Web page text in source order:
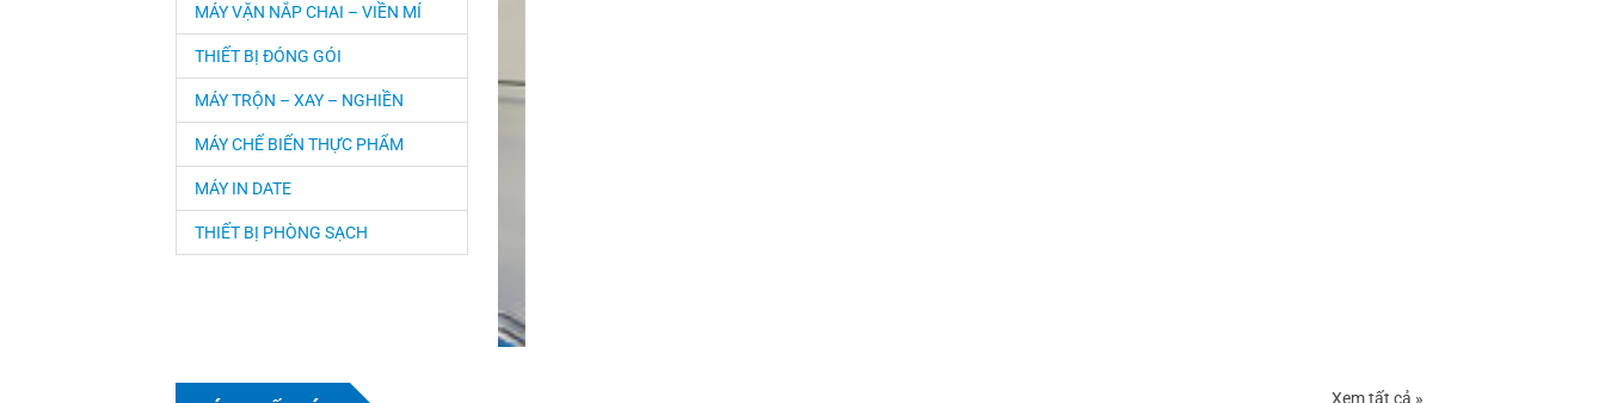
MÁY VẶN NẮP CHAI – VIỀN MÍ
THIẾT BỊ ĐÓNG GÓI
MÁY TRỘN – XAY – NGHIỀN
MÁY CHẾ BIẾN THỰC PHẨM
MÁY IN DATE
THIẾT BỊ PHÒNG SẠCH
Xem tất cả »